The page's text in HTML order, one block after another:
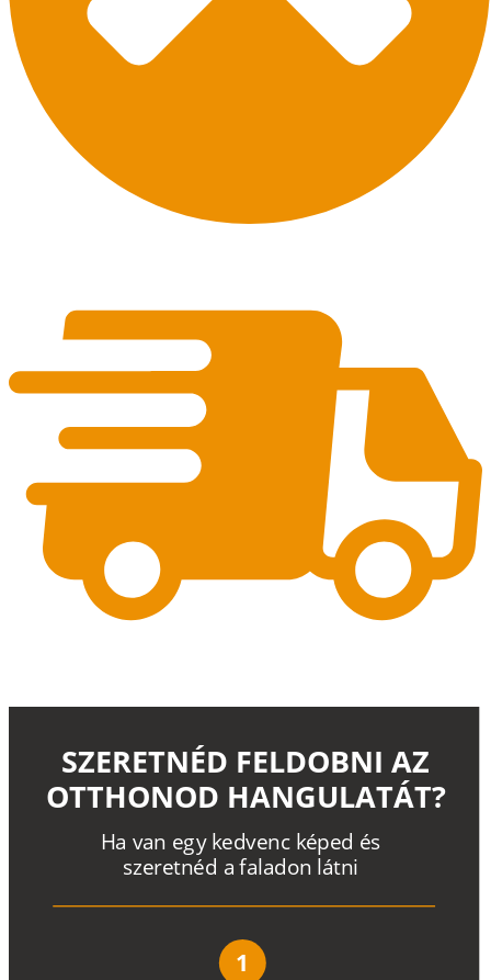
Ha van egy kedvenc képed és
szeretnéd a faladon látni
SZERETNÉD FELDOBNI AZ
OTTHONOD HANGULATÁT?
1